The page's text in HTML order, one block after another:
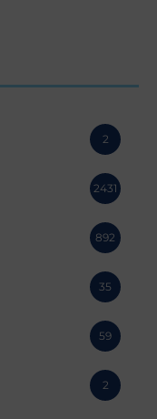
2
2431
892
35
59
2